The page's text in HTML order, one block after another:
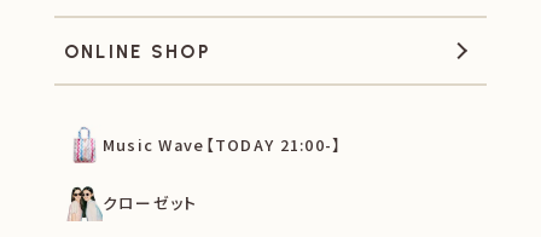
ONLINE SHOP
Music Wave【TODAY 21:00-】
クローゼット